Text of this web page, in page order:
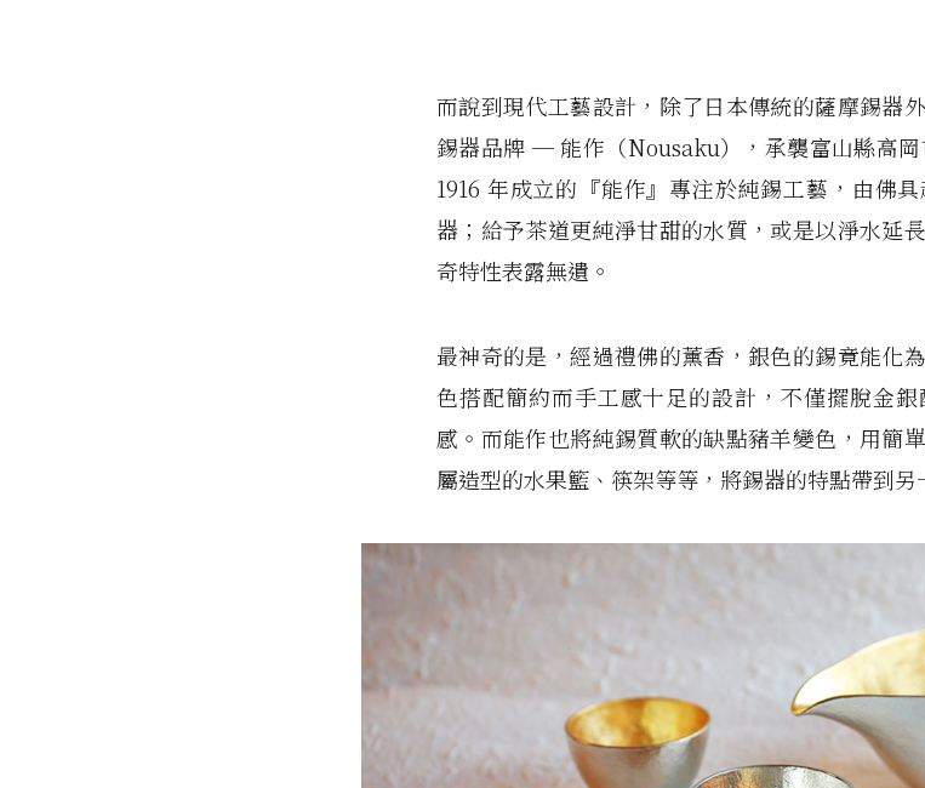
而說到現代工藝設計，除了日本傳統的薩摩錫器
錫器品牌 ─ 能作（Nousaku），承襲富山縣高岡
1916 年成立的『能作』專注於純錫工藝，由佛
器；給予茶道更純淨甘甜的水質，或是以淨水延
奇特性表露無遺。
最神奇的是，經過禮佛的薰香，銀色的錫竟能化
色搭配簡約而手工感十足的設計，不僅擺脫金
感。而能作也將純錫質軟的缺點豬羊變色，用簡
屬造型的水果籃、筷架等等，將錫器的特點帶到另